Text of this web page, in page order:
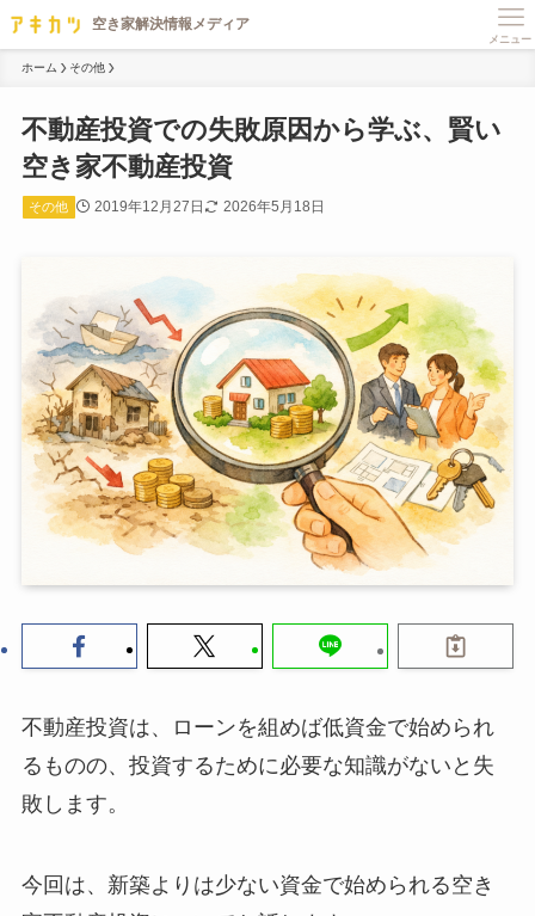
メニュー
ホーム その他
不動産投資での失敗原因から学ぶ、賢い
空き家不動産投資
その他 2019年12月27日 2026年5月18日
不動産投資は、ローンを組めば低資金で始められ
るものの、投資するために必要な知識がないと失
敗します。
今回は、新築よりは少ない資金で始められる空き